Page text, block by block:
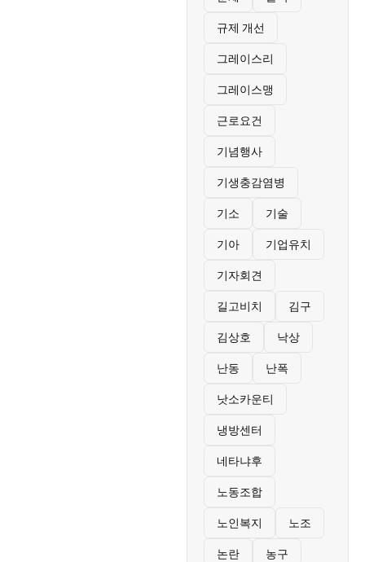
규제 개선
그레이스리
그레이스맹
근로요건
기념행사
기생충감염병
기소 기술
기아 기업유치
기자회견
길고비치 김구
김상호 낙상
난동 난폭
낫소카운티
냉방센터
네타냐후
노동조합
노인복지 노조
논란 농구